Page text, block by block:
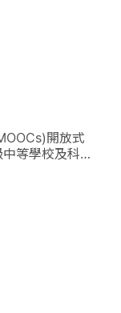
開放式
等學校及科技